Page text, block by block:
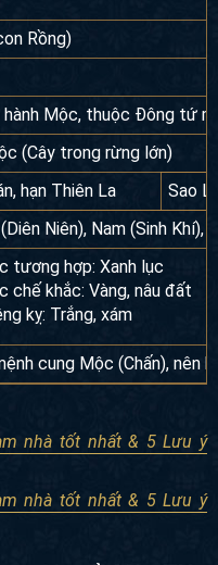
Rồng)
hành Mộc, thuộc Đông tứ
(Cây trong rừng lớn)
hạn Thiên La
Sao
Niên), Nam (Sinh Khí),
tương hợp: Xanh lục
chế khắc: Vàng, nâu đất
kỵ: Trắng, xám
cung Mộc (Chấn), nên
nhà tốt nhất & 5 Lưu ý
nhà tốt nhất & 5 Lưu ý